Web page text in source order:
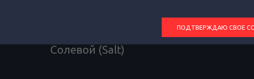
Солевой (Salt)
ПОДТВЕРЖДАЮ СВОЕ